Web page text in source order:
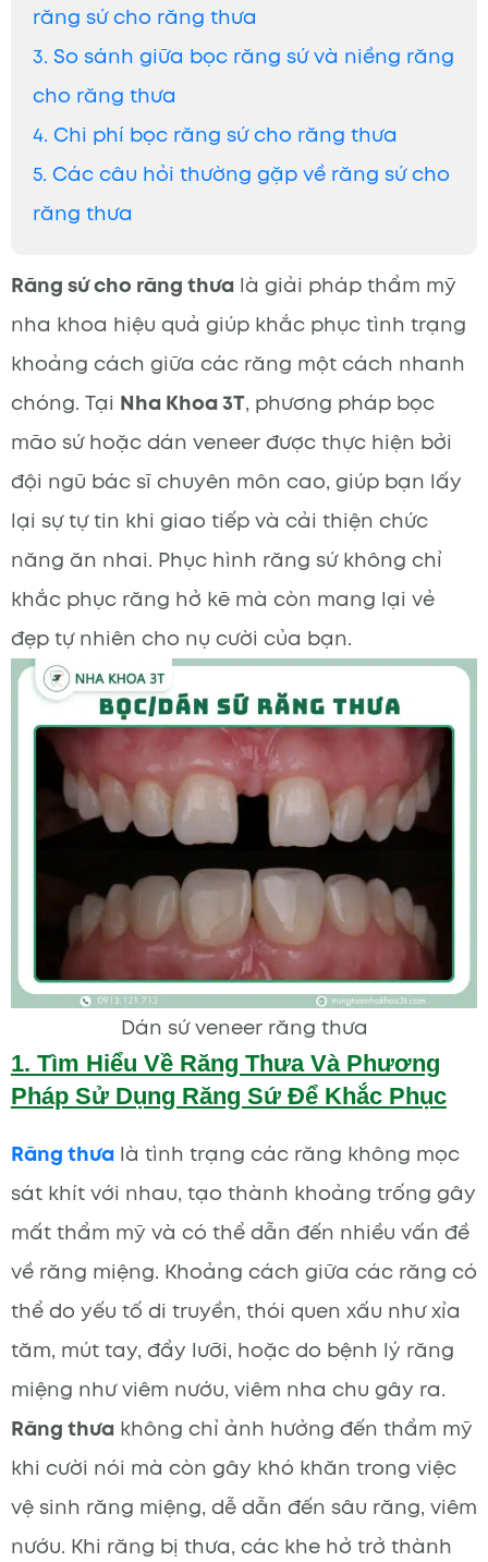
răng sứ cho răng thưa
3. So sánh giữa bọc răng sứ và niềng răng
cho răng thưa
4. Chi phí bọc răng sứ cho răng thưa
5. Các câu hỏi thường gặp về răng sứ cho
răng thưa
Răng sứ cho răng thưalà giải pháp thẩm mỹ
nha khoa hiệu quả giúp khắc phục tình trạng
khoảng cách giữa các răng một cách nhanh
chóng. Tại Nha Khoa 3T, phương pháp bọc
mão sứ hoặc dán veneer được thực hiện bởi
đội ngũ bác sĩ chuyên môn cao, giúp bạn lấy
lại sự tự tin khi giao tiếp và cải thiện chức
năng ăn nhai. Phục hình răng sứ không chỉ
khắc phục răng hở kẽ mà còn mang lại vẻ
đẹp tự nhiên cho nụ cười của bạn.
Dán sứ veneer răng thưa
1. Tìm Hiểu Về Răng Thưa Và Phương
Pháp Sử Dụng Răng Sứ Để Khắc Phục
Răng thưalà tình trạng các răng không mọc
sát khít với nhau, tạo thành khoảng trống gây
mất thẩm mỹ và có thể dẫn đến nhiều vấn đề
về răng miệng. Khoảng cách giữa các răng có
thể do yếu tố di truyền, thói quen xấu như xỉa
tăm, mút tay, đẩy lưỡi, hoặc do bệnh lý răng
miệng như viêm nướu, viêm nha chu gây ra.
Răng thưakhông chỉ ảnh hưởng đến thẩm mỹ
khi cười nói mà còn gây khó khăn trong việc
vệ sinh răng miệng, dễ dẫn đến sâu răng, viêm
nướu. Khi răng bị thưa, các khe hở trở thành